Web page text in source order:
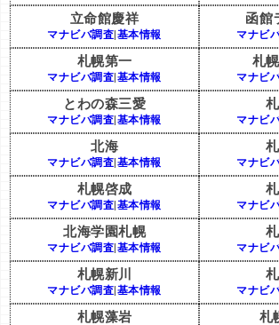
立命館慶祥
マナビバ調査 基本情報
函館
マナビ
札幌第一
マナビバ調査 基本情報
札
マナビ
とわの森三愛
マナビバ調査 基本情報 マナビ
北海
マナビバ調査 基本情報 マナビ
札幌啓成
マナビバ調査 基本情報 マナビ
北海学園札幌
マナビバ調査 基本情報 マナビ
札幌新川
マナビバ調査 基本情報 マナビ
札幌藻岩 札